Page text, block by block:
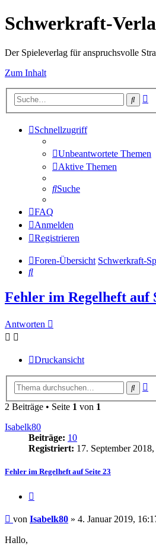
Schwerkraft-
Der Spieleverlag für anspruchsvolle
Zum Inhalt
Suche
Schnellzugriff
Unbeantwortete Themen
Aktive Themen
Suche
FAQ
Anmelden
Registrieren
Foren-Übersicht Schwerkraft-
Suche
Fehler im Regelheft auf
Antworten
Druckansicht
Suche
2 Beiträge • Seite 1 von 1
Isabelk80
Beiträge: 10
Registriert: 17. September
Fehler im Regelheft auf Seite 23
Beitrag
von Isabelk80 » 4. Januar 2019,
Hallo,